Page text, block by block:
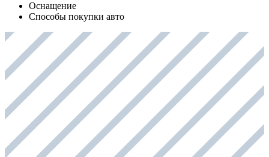
Оснащение
Способы покупки авто